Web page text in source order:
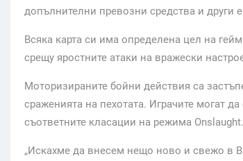
допълнителни превозни средства и други
Всяка карта си има определена цел на
срещу яростните атаки на вражески
Моторизираните бойни действия са
сраженията на пехотата. Играчите могат
съответните класации на режима Onslaught.
„Искахме да внесем нещо ново и свежо в